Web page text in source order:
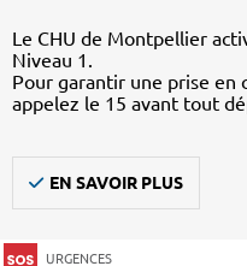
Le CHU de Montpellier
Niveau 1.
Pour garantir une prise en
appelez le 15 avant tout
EN SAVOIR PLUS
URGENCES